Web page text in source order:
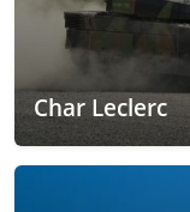
Char Leclerc